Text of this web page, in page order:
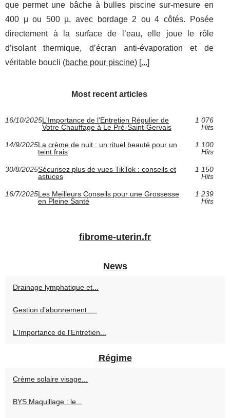
que permet une bâche à bulles piscine sur-mesure en
400 µ ou 500 µ, avec bordage 2 ou 4 côtés. Posée
directement à la surface de l’eau, elle joue le rôle
d’isolant thermique, d’écran anti-évaporation et de
véritable boucli (bache pour piscine) [...]
Most recent articles
16/10/2025L'Importance de l'Entretien Régulier de
Votre Chauffage à Le Pré-Saint-Gervais
1 076
Hits
14/9/2025La crème de nuit : un rituel beauté pour un
teint frais
1 100
Hits
30/8/2025Sécurisez plus de vues TikTok : conseils et
astuces
1 150
Hits
16/7/2025Les Meilleurs Conseils pour une Grossesse
en Pleine Santé
1 239
Hits
fibrome-uterin.fr
News
Drainage lymphatique et...
Gestion d’abonnement :...
L'Importance de l'Entretien...
Régime
Crème solaire visage...
BYS Maquillage : le...